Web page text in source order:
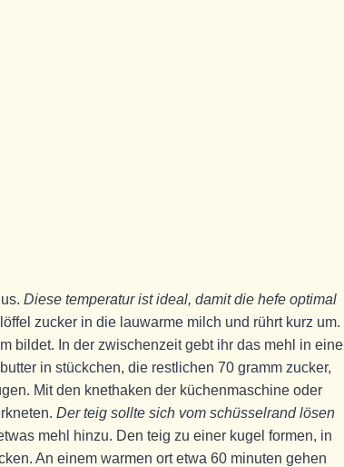
Diese temperatur ist ideal, damit die hefe optimal
zucker in die lauwarme milch und rührt kurz um.
bildet. In der zwischenzeit gebt ihr das mehl in eine
in stückchen, die restlichen 70 gramm zucker,
Mit den knethaken der küchenmaschine oder
Der teig sollte sich vom schüsselrand lösen
mehl hinzu. Den teig zu einer kugel formen, in
An einem warmen ort etwa 60 minuten gehen